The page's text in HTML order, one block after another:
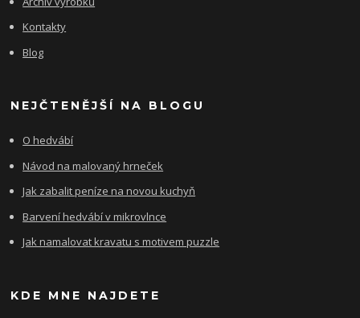
Kontakty
Blog
NEJČTENĚJŠÍ NA BLOGU
O hedvábí
Návod na malovaný hrneček
Jak zabalit peníze na novou kuchyň
Barvení hedvábí v mikrovlnce
Jak namalovat kravatu s motivem puzzle
KDE MNE NAJDETE